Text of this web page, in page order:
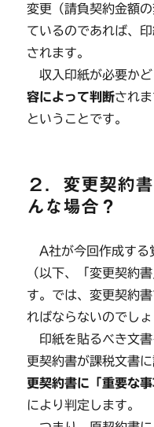
変更（請負契約金額
ているのであれば、
されます。
収入印紙が必要か
容によって判断されま
ということです。
２．変更契約
んな場合？
A社が今回作成する
（以下、「変更契約
す。では、変更契約
ればならないのでしょ
印紙を貼るべき文書
更契約書が課税文書
更契約書に「重要な
により判定します。